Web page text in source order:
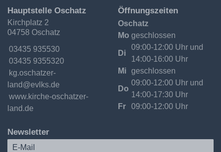
Ev.-
Luth.
Kirchgemeinde
Oschatzer
Hauptstelle Oschatz
Kirchplatz 2
04758 Oschatz
Telefon:
03435 935530
Fax:
03435 9355320
Email:
Internet:
www.kirche-oschatzer-
land.de
Öffnungszeiten
Oschatz
Mo geschlossen
Di
09:00-12:00 Uhr und
14:00-16:00 Uhr
Mi geschlossen
Do
09:00-12:00 Uhr und
14:00-17:30 Uhr
Fr
09:00-12:00 Uhr
Newsletter